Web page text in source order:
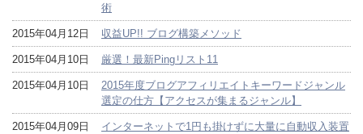
術
2015年04月12日 収益UP!! ブログ構築メソッド
2015年04月10日 厳選！最新Pingリスト11
2015年04月10日
2015年度ブログアフィリエイトキーワードジャンル
選定の仕方【アクセスが集まるジャンル】
2015年04月09日
インターネットで1円も掛けずに大量に自動収入装置